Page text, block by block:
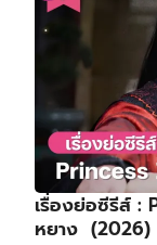
เรื่องย่อซีรีส์ :
หยาง (2026)